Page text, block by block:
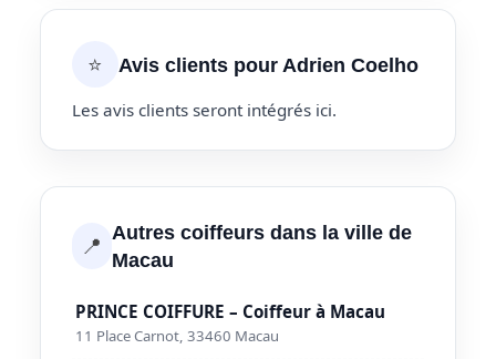
⭐ Avis clients pour Adrien Coelho
Les avis clients seront intégrés ici.
📍 Autres coiffeurs dans la ville de
Macau
PRINCE COIFFURE – Coiffeur à Macau
11 Place Carnot, 33460 Macau